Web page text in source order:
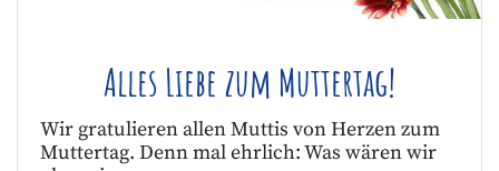
Alles Liebe zum Muttertag!
Wir gratulieren allen Muttis von Herzen zum
Muttertag. Denn mal ehrlich: Was wären wir